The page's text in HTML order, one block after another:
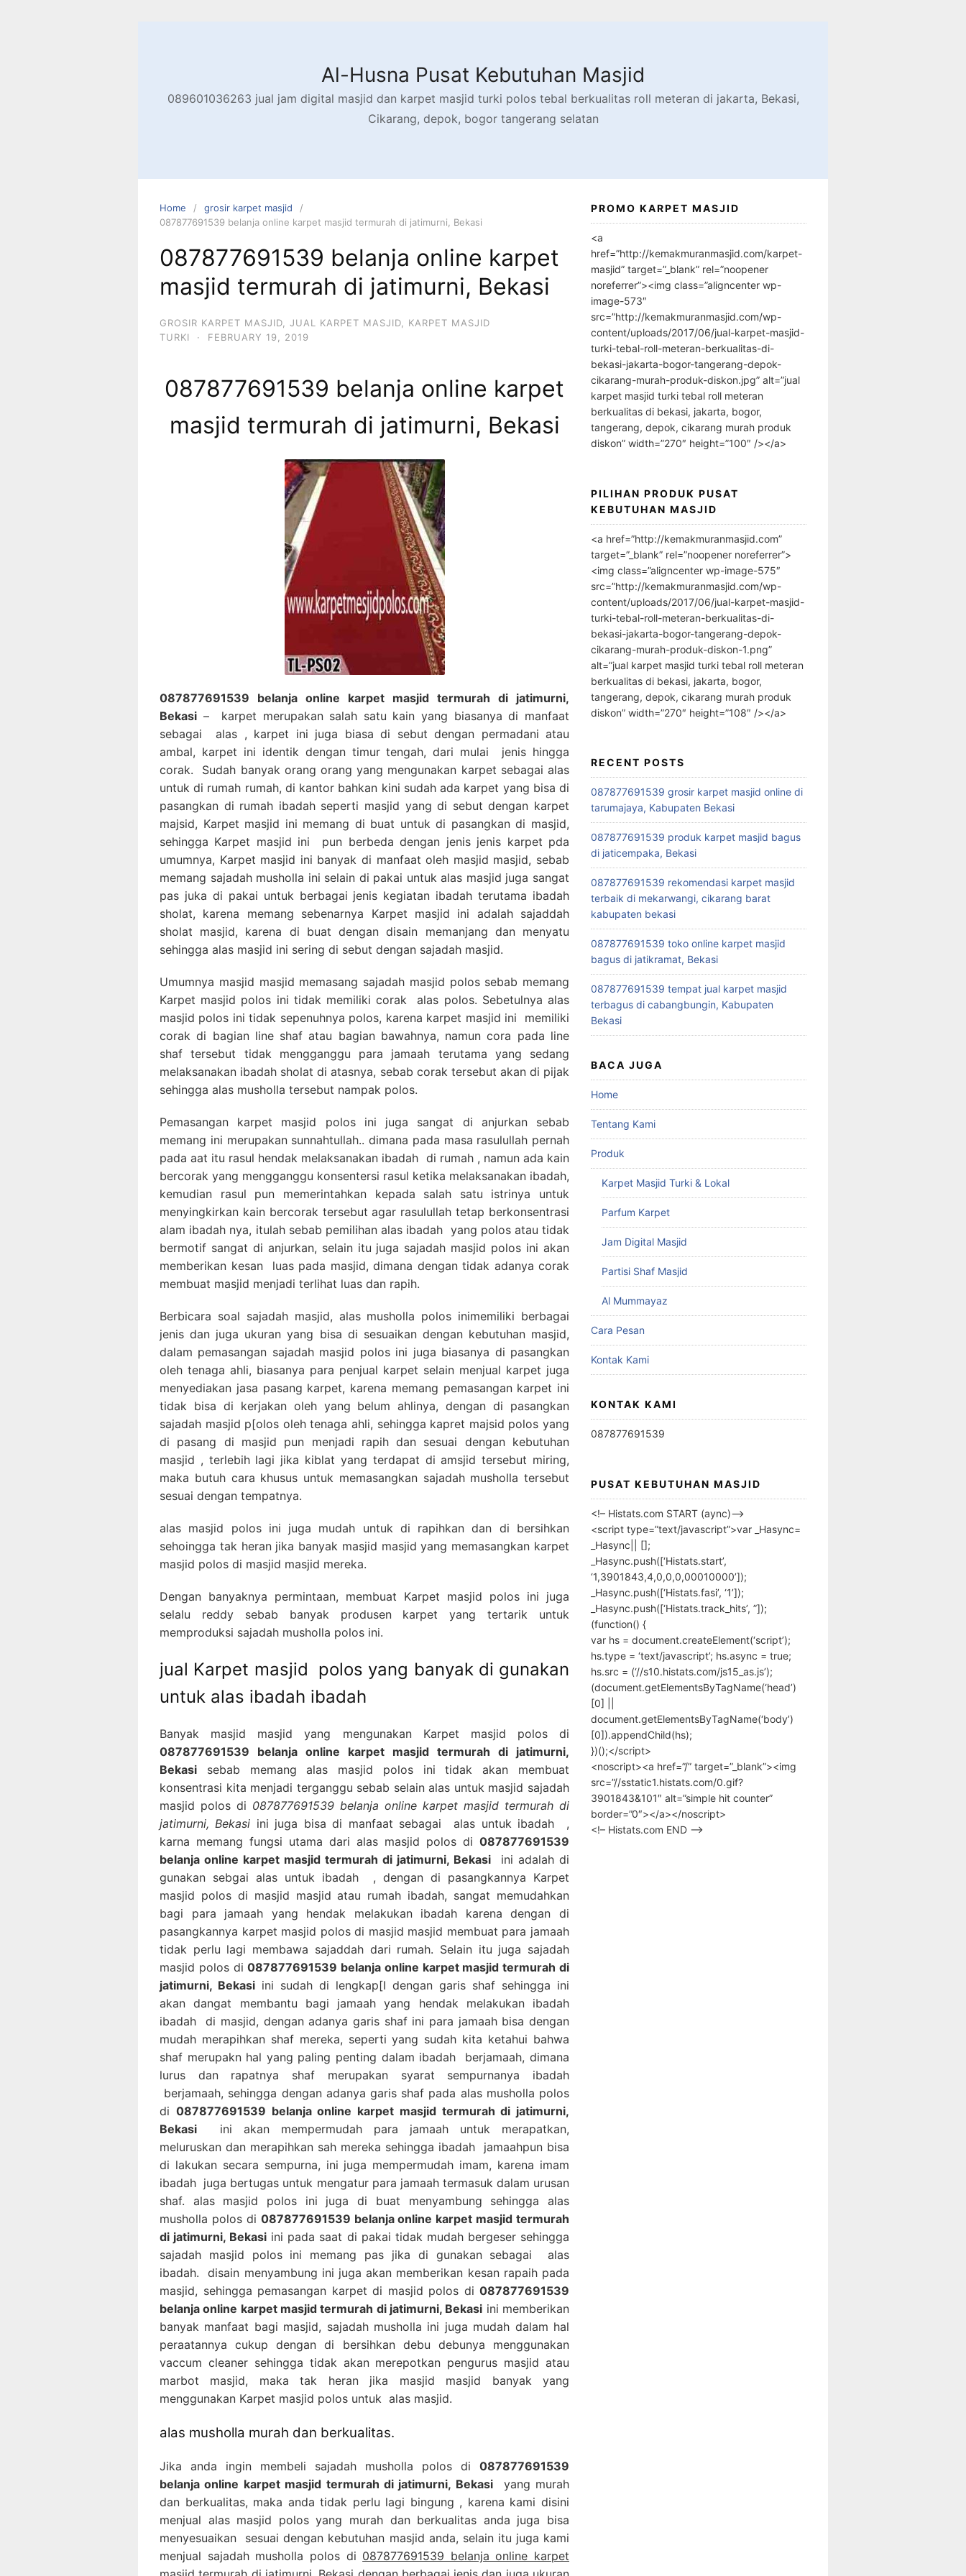
Al-Husna Pusat Kebutuhan Masjid
089601036263 jual jam digital masjid dan karpet masjid turki polos tebal berkualitas roll meteran di jakarta, Bekasi,
Cikarang, depok, bogor tangerang selatan
Home
grosir karpet masjid
087877691539 belanja online karpet masjid termurah di jatimurni, Bekasi
087877691539 belanja online karpet
masjid termurah di jatimurni, Bekasi
GROSIR KARPET MASJID JUAL KARPET MASJID
KARPET MASJID
TURKI
· FEBRUARY 19, 2019
087877691539 belanja online karpet
masjid termurah di jatimurni, Bekasi
087877691539 belanja online karpet masjid termurah di jatimurni,
Bekasi – karpet merupakan salah satu kain yang biasanya di manfaat
sebagai alas , karpet ini juga biasa di sebut dengan permadani atau
ambal, karpet ini identik dengan timur tengah, dari mulai jenis hingga
corak. Sudah banyak orang orang yang mengunakan karpet sebagai alas
untuk di rumah rumah, di kantor bahkan kini sudah ada karpet yang bisa di
pasangkan di rumah ibadah seperti masjid yang di sebut dengan karpet
majsid, Karpet masjid ini memang di buat untuk di pasangkan di masjid,
sehingga Karpet masjid ini pun berbeda dengan jenis jenis karpet pda
umumnya, Karpet masjid ini banyak di manfaat oleh masjid masjid, sebab
memang sajadah musholla ini selain di pakai untuk alas masjid juga sangat
pas juka di pakai untuk berbagai jenis kegiatan ibadah terutama ibadah
sholat, karena memang sebenarnya Karpet masjid ini adalah sajaddah
sholat masjid, karena di buat dengan disain memanjang dan menyatu
sehingga alas masjid ini sering di sebut dengan sajadah masjid.
Umumnya masjid masjid memasang sajadah masjid polos sebab memang
Karpet masjid polos ini tidak memiliki corak alas polos. Sebetulnya alas
masjid polos ini tidak sepenuhnya polos, karena karpet masjid ini memiliki
corak di bagian line shaf atau bagian bawahnya, namun cora pada line
shaf tersebut tidak mengganggu para jamaah terutama yang sedang
melaksanakan ibadah sholat di atasnya, sebab corak tersebut akan di pijak
sehingga alas musholla tersebut nampak polos.
Pemasangan karpet masjid polos ini juga sangat di anjurkan sebab
memang ini merupakan sunnahtullah.. dimana pada masa rasulullah pernah
pada aat itu rasul hendak melaksanakan ibadah di rumah , namun ada kain
bercorak yang mengganggu konsentersi rasul ketika melaksanakan ibadah,
kemudian rasul pun memerintahkan kepada salah satu istrinya untuk
menyingkirkan kain bercorak tersebut agar rasulullah tetap berkonsentrasi
alam ibadah nya, itulah sebab pemilihan alas ibadah yang polos atau tidak
bermotif sangat di anjurkan, selain itu juga sajadah masjid polos ini akan
memberikan kesan luas pada masjid, dimana dengan tidak adanya corak
membuat masjid menjadi terlihat luas dan rapih.
Berbicara soal sajadah masjid, alas musholla polos inimemiliki berbagai
jenis dan juga ukuran yang bisa di sesuaikan dengan kebutuhan masjid,
dalam pemasangan sajadah masjid polos ini juga biasanya di pasangkan
oleh tenaga ahli, biasanya para penjual karpet selain menjual karpet juga
menyediakan jasa pasang karpet, karena memang pemasangan karpet ini
tidak bisa di kerjakan oleh yang belum ahlinya, dengan di pasangkan
sajadah masjid p[olos oleh tenaga ahli, sehingga kapret majsid polos yang
di pasang di masjid pun menjadi rapih dan sesuai dengan kebutuhan
masjid , terlebih lagi jika kiblat yang terdapat di amsjid tersebut miring,
maka butuh cara khusus untuk memasangkan sajadah musholla tersebut
sesuai dengan tempatnya.
alas masjid polos ini juga mudah untuk di rapihkan dan di bersihkan
sehoingga tak heran jika banyak masjid masjid yang memasangkan karpet
masjid polos di masjid masjid mereka.
Dengan banyaknya permintaan, membuat Karpet masjid polos ini juga
selalu reddy sebab banyak produsen karpet yang tertarik untuk
memproduksi sajadah musholla polos ini.
jual Karpet masjid polos yang banyak di gunakan
untuk alas ibadah ibadah
Banyak masjid masjid yang mengunakan Karpet masjid polos di
087877691539 belanja online karpet masjid termurah di jatimurni,
Bekasi sebab memang alas masjid polos ini tidak akan membuat
konsentrasi kita menjadi terganggu sebab selain alas untuk masjid sajadah
masjid polos di 087877691539 belanja online karpet masjid termurah di
jatimurni, Bekasi ini juga bisa di manfaat sebagai alas untuk ibadah ,
karna memang fungsi utama dari alas masjid polos di 087877691539
belanja online karpet masjid termurah di jatimurni, Bekasi ini adalah di
gunakan sebgai alas untuk ibadah , dengan di pasangkannya Karpet
masjid polos di masjid masjid atau rumah ibadah, sangat memudahkan
bagi para jamaah yang hendak melakukan ibadah karena dengan di
pasangkannya karpet masjid polos di masjid masjid membuat para jamaah
tidak perlu lagi membawa sajaddah dari rumah. Selain itu juga sajadah
masjid polos di087877691539 belanja online karpet masjid termurah di
jatimurni, Bekasi ini sudah di lengkap[I dengan garis shaf sehingga ini
akan dangat membantu bagi jamaah yang hendak melakukan ibadah
ibadah di masjid, dengan adanya garis shaf ini para jamaah bisa dengan
mudah merapihkan shaf mereka, seperti yang sudah kita ketahui bahwa
shaf merupakn hal yang paling penting dalam ibadah berjamaah, dimana
lurus dan rapatnya shaf merupakan syarat sempurnanya ibadah
berjamaah, sehingga dengan adanya garis shaf pada alas musholla polos
di 087877691539 belanja online karpet masjid termurah di jatimurni,
Bekasi ini akan mempermudah para jamaah untuk merapatkan,
meluruskan dan merapihkan sah mereka sehingga ibadah jamaahpun bisa
di lakukan secara sempurna, ini juga mempermudah imam, karena imam
ibadah juga bertugas untuk mengatur para jamaah termasuk dalam urusan
shaf. alas masjid polos ini juga di buat menyambung sehingga alas
musholla polos di 087877691539 belanja online karpet masjid termurah
di jatimurni, Bekasi ini pada saat di pakai tidak mudah bergeser sehingga
sajadah masjid polos ini memang pas jika di gunakan sebagai alas
ibadah. disain menyambung ini juga akan memberikan kesan rapaih pada
masjid, sehingga pemasangan karpet di masjid polos di 087877691539
belanja online karpet masjid termurah di jatimurni, Bekasi ini memberikan
banyak manfaat bagi masjid, sajadah musholla ini juga mudah dalam hal
peraatannya cukup dengan di bersihkan debu debunya menggunakan
vaccum cleaner sehingga tidak akan merepotkan pengurus masjid atau
marbot masjid, maka tak heran jika masjid masjid banyak yang
menggunakan Karpet masjid polos untuk alas masjid.
alas musholla murah dan berkualitas.
Jika anda ingin membeli sajadah musholla polos di 087877691539
belanja online karpet masjid termurah di jatimurni, Bekasiyang murah
dan berkualitas, maka anda tidak perlu lagi bingung , karena kami disini
menjual alas masjid polos yang murah dan berkualitas anda juga bisa
menyesuaikan sesuai dengan kebutuhan masjid anda, selain itu juga kami
menjual sajadah musholla polos di 087877691539 belanja online karpet
PROMO KARPET MASJID
<a
href=”http://kemakmuranmasjid.com/karpet-
masjid” target=”_blank” rel=”noopener
noreferrer”><img class=”aligncenter wp-
image-573″
src=”http://kemakmuranmasjid.com/wp-
content/uploads/2017/06/jual-karpet-masjid-
turki-tebal-roll-meteran-berkualitas-di-
bekasi-jakarta-bogor-tangerang-depok-
cikarang-murah-produk-diskon.jpg” alt=”jual
karpet masjid turki tebal roll meteran
berkualitas di bekasi, jakarta, bogor,
tangerang, depok, cikarang murah produk
diskon” width=”270″ height=”100″ /></a>
PILIHAN PRODUK PUSAT
KEBUTUHAN MASJID
<a href=”http://kemakmuranmasjid.com”
target=”_blank” rel=”noopener noreferrer”>
<img class=”aligncenter wp-image-575″
src=”http://kemakmuranmasjid.com/wp-
content/uploads/2017/06/jual-karpet-masjid-
turki-tebal-roll-meteran-berkualitas-di-
bekasi-jakarta-bogor-tangerang-depok-
cikarang-murah-produk-diskon-1.png”
alt=”jual karpet masjid turki tebal roll meteran
berkualitas di bekasi, jakarta, bogor,
tangerang, depok, cikarang murah produk
diskon” width=”270″ height=”108″ /></a>
RECENT POSTS
087877691539 grosir karpet masjid online di
tarumajaya, Kabupaten Bekasi
087877691539 produk karpet masjid bagus
di jaticempaka, Bekasi
087877691539 rekomendasi karpet masjid
terbaik di mekarwangi, cikarang barat
kabupaten bekasi
087877691539 toko online karpet masjid
bagus di jatikramat, Bekasi
087877691539 tempat jual karpet masjid
terbagus di cabangbungin, Kabupaten
Bekasi
BACA JUGA
Home
Tentang Kami
Produk
Karpet Masjid Turki & Lokal
Parfum Karpet
Jam Digital Masjid
Partisi Shaf Masjid
Al Mummayaz
Cara Pesan
Kontak Kami
KONTAK KAMI
087877691539
PUSAT KEBUTUHAN MASJID
<!– Histats.com START (aync)–>
<script type=”text/javascript”>var _Hasync=
_Hasync|| [];
_Hasync.push([‘Histats.start’,
‘1,3901843,4,0,0,0,00010000’]);
_Hasync.push([‘Histats.fasi’, ‘1’]);
_Hasync.push([‘Histats.track_hits’, ”]);
(function() {
var hs = document.createElement(‘script’);
hs.type = ‘text/javascript’; hs.async = true;
hs.src = (‘//s10.histats.com/js15_as.js’);
(document.getElementsByTagName(‘head’)
[0] ||
document.getElementsByTagName(‘body’)
[0]).appendChild(hs);
})();</script>
<noscript><a href=”/” target=”_blank”><img
src=”//sstatic1.histats.com/0.gif?
3901843&101″ alt=”simple hit counter”
border=”0″></a></noscript>
<!– Histats.com END –>